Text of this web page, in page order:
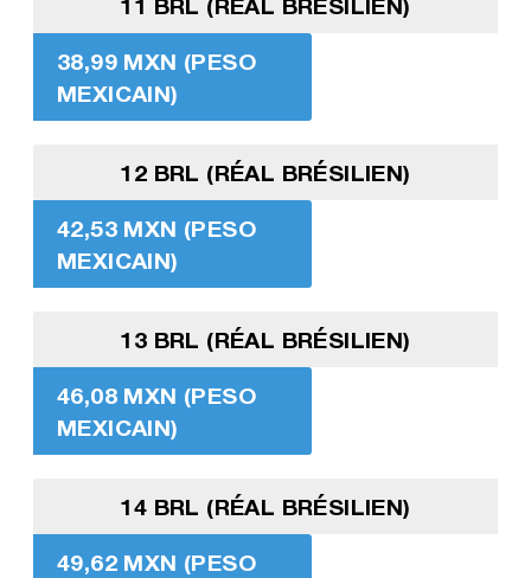
11 BRL (RÉAL BRÉSILIEN)
38,99 MXN (PESO
MEXICAIN)
12 BRL (RÉAL BRÉSILIEN)
42,53 MXN (PESO
MEXICAIN)
13 BRL (RÉAL BRÉSILIEN)
46,08 MXN (PESO
MEXICAIN)
14 BRL (RÉAL BRÉSILIEN)
49,62 MXN (PESO